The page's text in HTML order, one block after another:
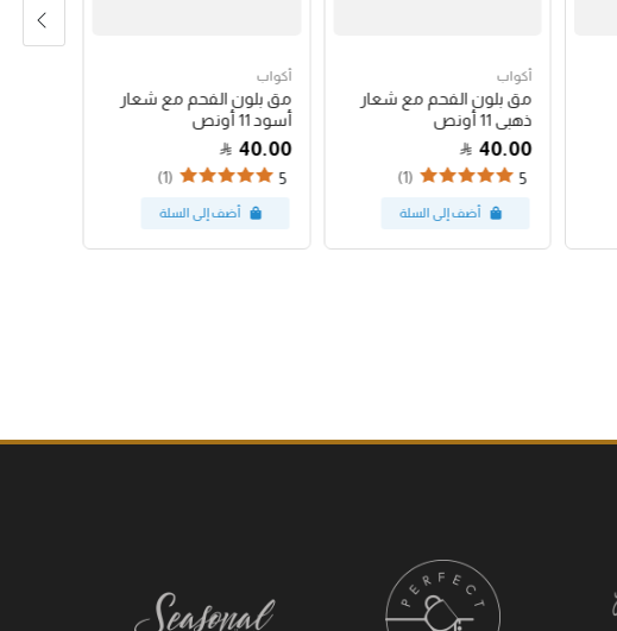
أكواب
مق بلون الفحم مع شعار
ذهبي 11 أونص
40.00
5
(1)
أكواب
مق بلون الفحم مع شعار
أسود 11 أونص
40.00
5
(1)